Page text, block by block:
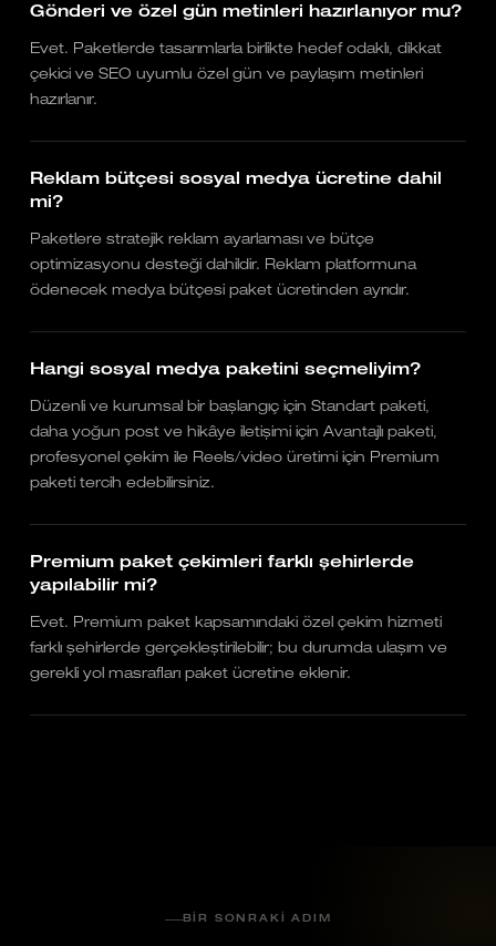
Gönderi ve özel gün metinleri hazırlanıyor mu?
Evet. Paketlerde tasarımlarla birlikte hedef odaklı, dikkat
çekici ve SEO uyumlu özel gün ve paylaşım metinleri
hazırlanır.
Reklam bütçesi sosyal medya ücretine dahil
mi?
Paketlere stratejik reklam ayarlaması ve bütçe
optimizasyonu desteği dahildir. Reklam platformuna
ödenecek medya bütçesi paket ücretinden ayrıdır.
Hangi sosyal medya paketini seçmeliyim?
Düzenli ve kurumsal bir başlangıç için Standart paketi,
daha yoğun post ve hikâye iletişimi için Avantajlı paketi,
profesyonel çekim ile Reels/video üretimi için Premium
paketi tercih edebilirsiniz.
Premium paket çekimleri farklı şehirlerde
yapılabilir mi?
Evet. Premium paket kapsamındaki özel çekim hizmeti
farklı şehirlerde gerçekleştirilebilir; bu durumda ulaşım ve
gerekli yol masrafları paket ücretine eklenir.
BIR SONRAKI ADIM